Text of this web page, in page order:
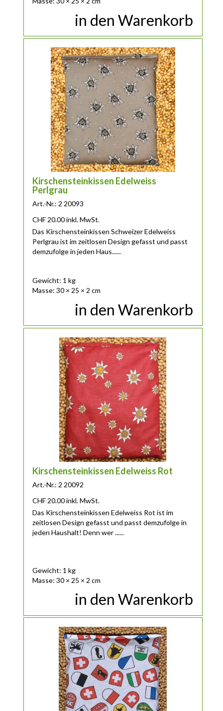
in den Warenkorb
Kirschensteinkissen Edelweiss
Perlgrau
Art.-Nr.: 2 20093
CHF20.00 inkl. MwSt.
Das Kirschensteinkissen Schweizer Edelweiss
Perlgrau ist im zeitlosen Design gefasst und passt
demzufolge in jeden Haus......
Gewicht: 1 kg
Masse: 30 × 25 × 2 cm
in den Warenkorb
Kirschensteinkissen Edelweiss Rot
Art.-Nr.: 2 20092
CHF 20.00 inkl. MwSt.
Das Kirschensteinkissen Edelweiss Rot ist im
zeitlosen Design gefasst und passt demzufolge in
jeden Haushalt! Denn wer ......
Gewicht: 1 kg
Masse: 30 × 25 × 2 cm
in den Warenkorb